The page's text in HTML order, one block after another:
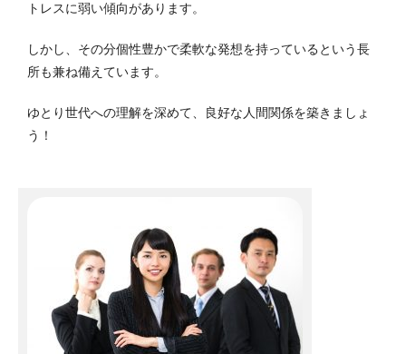
トレスに弱い傾向があります。
しかし、その分個性豊かで柔軟な発想を持っているという長
所も兼ね備えています。
ゆとり世代への理解を深めて、良好な人間関係を築きましょ
う！